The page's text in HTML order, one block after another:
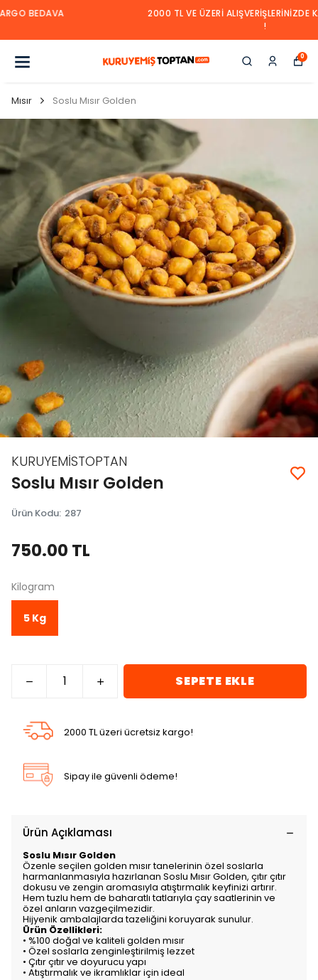
2000 TL VE ÜZERI ALIŞVERIŞLERINIZDE KARGO BEDAVA
0
Mısır Soslu Mısır Golden
KURUYEMİSTOPTAN
Soslu Mısır Golden
Ürün Kodu: 287
750.00 TL
Kilogram
5 Kg
SEPETE EKLE
2000 TL üzeri ücretsiz kargo!
Sipay ile güvenli ödeme!
Ürün Açıklaması
Soslu Mısır Golden
Özenle seçilen golden mısır tanelerinin özel soslarla
harmanlanmasıyla hazırlanan Soslu Mısır Golden, çıtır çıtır
dokusu ve zengin aromasıyla atıştırmalık keyfinizi artırır.
Hem tuzlu hem de baharatlı tatlarıyla çay saatlerinin ve
özel anların vazgeçilmezidir.
Hijyenik ambalajlarda tazeliğini koruyarak sunulur.
Ürün Özellikleri:
• %100 doğal ve kaliteli golden mısır
• Özel soslarla zenginleştirilmiş lezzet
• Çıtır çıtır ve doyurucu yapı
• Atıştırmalık ve ikramlıklar için ideal